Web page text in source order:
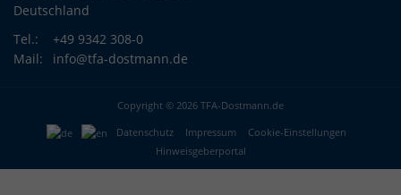
Deutschland
Tel.:
+49 9342 308-0
Mail:
info@tfa-dostmann.de
Copyright © 2026 TFA-Dostmann.de
Datenschutz Impressum
Cookie-Einstellungen
Hinweisgeberportal